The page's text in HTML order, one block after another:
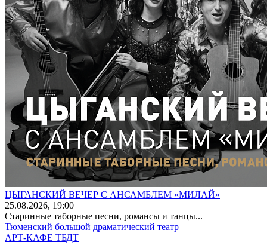
ЦЫГАНСКИЙ ВЕЧЕР С АНСАМБЛЕМ «МИЛАЙ»
25.08.2026, 19:00
Старинные таборные песни, романсы и танцы...
Тюменский большой драматический театр
АРТ-КАФЕ ТБДТ